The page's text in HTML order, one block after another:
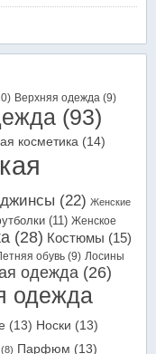
Верхняя одежда (9)
(93)
косметика (14)
(22) Женские
(11) Женское
(28) Костюмы (15)
обувь (9) Лосины
одежда (26)
одежда
(13) Носки (13)
(8) Парфюм (13)